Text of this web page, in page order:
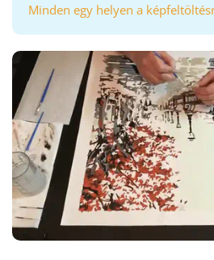
Minden egy helyen a